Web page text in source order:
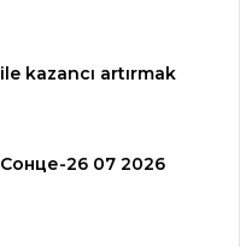
kazancı artırmak
26 07 2026